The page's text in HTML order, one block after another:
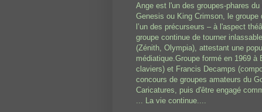
Ange est l'un des groupes-phares
Genesis ou King Crimson, le
l’un des précurseurs – à l'aspect
groupe continue de tourner
(Zénith, Olympia), attestant une
médiatique.Groupe formé en 1969
claviers) et Francis Decamps
concours de groupes amateurs du
Caricatures, puis d'être engagé
... La vie continue....